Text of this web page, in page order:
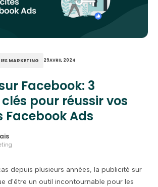
MARKETING 29AVRIL 2024
Facebook: 3
pour réussir vos
Facebook Ads
depuis plusieurs années, la publicité sur
d'être un outil incontournable pour les